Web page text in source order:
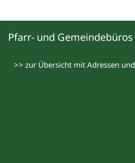
Pfarr- und Gemeindebüros
>> zur Übersicht mit Adressen